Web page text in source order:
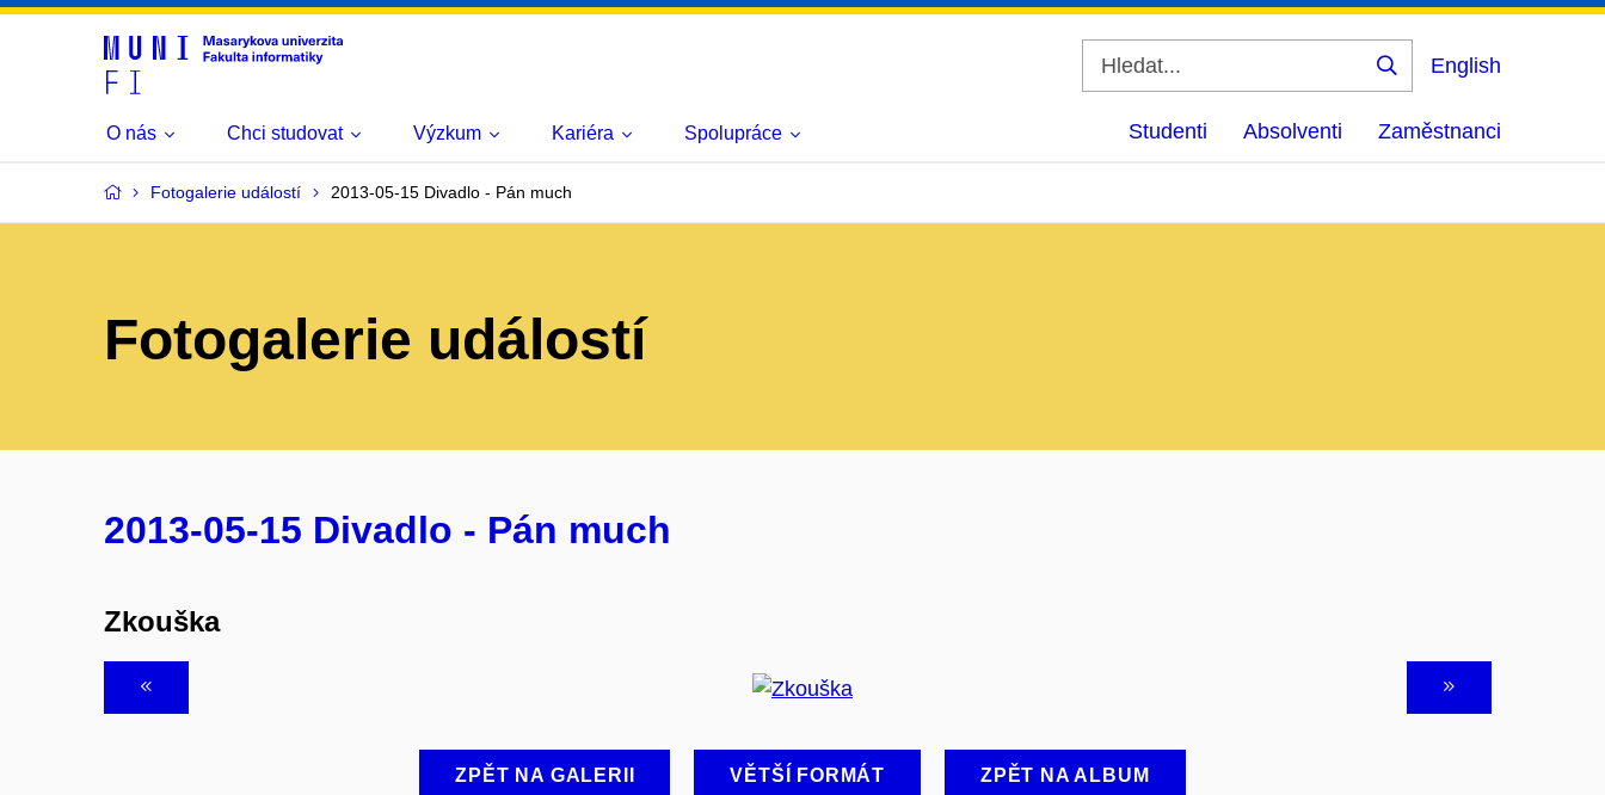
Vyhledat
English
O nás Chci studovat Výzkum Kariéra Spolupráce Studenti Absolventi Zaměstnanci
Fotogalerie událostí 2013-05-15 Divadlo - Pán much
Fotogalerie událostí
2013-05-15 Divadlo - Pán much
Zkouška
ZPĚT NA GALERII VĚTŠÍ FORMÁT ZPĚT NA ALBUM